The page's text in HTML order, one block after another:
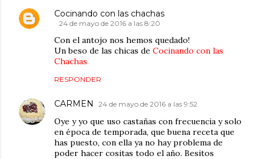
Cocinando con las chachas
24 de mayo de 2016 a las 8:20
Con el antojo nos hemos quedado!
Un beso de las chicas de Cocinando con las
Chachas
RESPONDER
CARMEN 24 de mayo de 2016 a las 9:52
Oye y yo que uso castañas con frecuencia y solo
en época de temporada, que buena receta que
has puesto, con ella ya no hay problema de
poder hacer cositas todo el año. Besitos